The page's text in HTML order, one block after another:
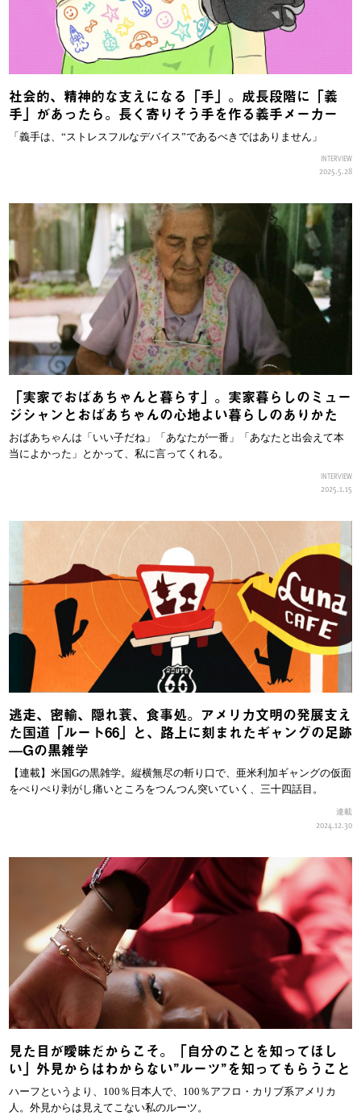
社会的、精神的な支えになる「手」。成長段階に「義
手」があったら。長く寄りそう手を作る義手メーカー
「義手は、“ストレスフルなデバイス”であるべきではありません」
INTERVIEW
2025.5.28
「実家でおばあちゃんと暮らす」。実家暮らしのミュー
ジシャンとおばあちゃんの心地よい暮らしのありかた
おばあちゃんは「いい子だね」「あなたが一番」「あなたと出会えて本
当によかった」とかって、私に言ってくれる。
INTERVIEW
2025.1.15
逃走、密輸、隠れ蓑、食事処。アメリカ文明の発展支え
た国道「ルート66」と、路上に刻まれたギャングの足跡
—Gの黒雑学
【連載】米国Gの黒雑学。縦横無尽の斬り口で、亜米利加ギャングの仮面
をぺりぺり剥がし痛いところをつんつん突いていく、三十四話目。
連載
2024.12.30
見た目が曖昧だからこそ。「自分のことを知ってほし
い」外見からはわからない”ルーツ”を知ってもらうこと
ハーフというより、100％日本人で、100％アフロ・カリブ系アメリカ
人。外見からは見えてこない私のルーツ。